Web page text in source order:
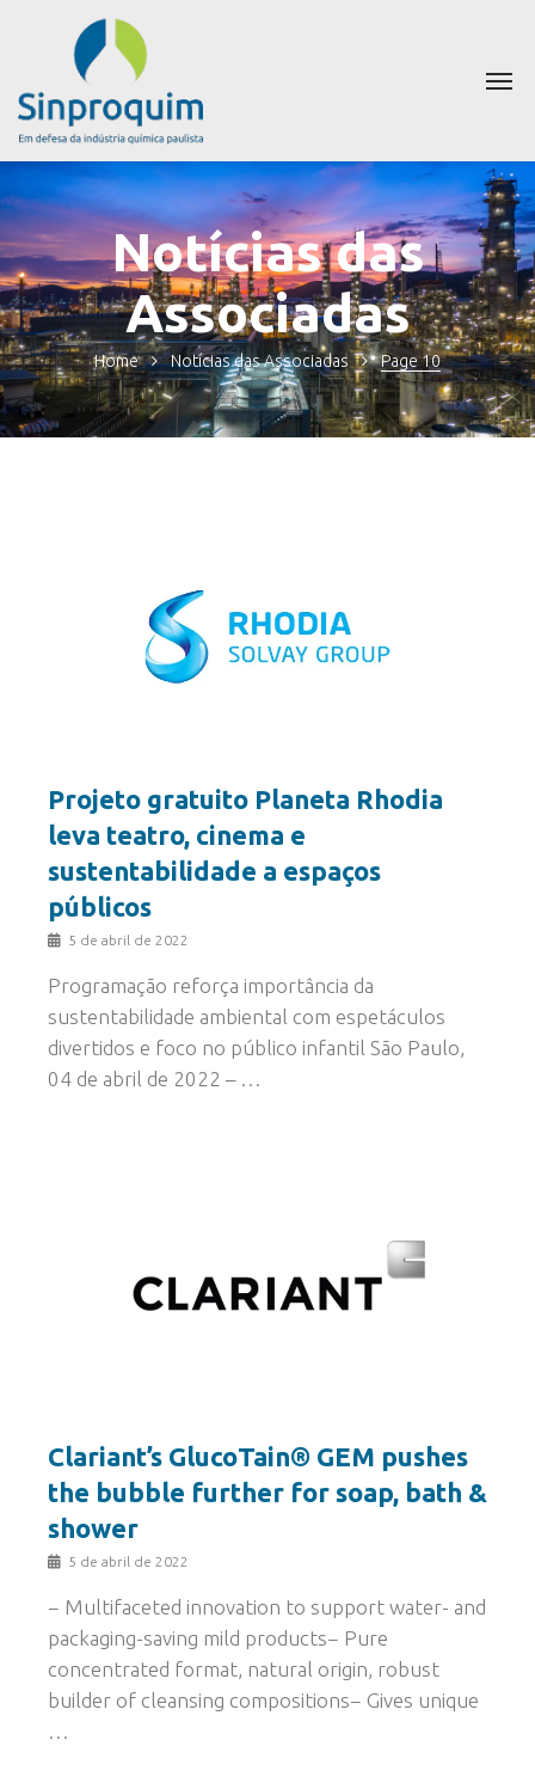
Notícias das
Associadas
Home Notícias das Associadas Page 10
Projeto gratuito Planeta Rhodia
leva teatro, cinema e
sustentabilidade a espaços
públicos
5 de abril de 2022
Programação reforça importância da
sustentabilidade ambiental com espetáculos
divertidos e foco no público infantil São Paulo,
04 de abril de 2022 – …
Clariant’s GlucoTain® GEM pushes
the bubble further for soap, bath &
shower
5 de abril de 2022
− Multifaceted innovation to support water- and
packaging-saving mild products− Pure
concentrated format, natural origin, robust
builder of cleansing compositions− Gives unique